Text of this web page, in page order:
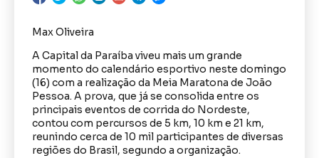
Max Oliveira
A Capital da Paraíba viveu mais um grande
momento do calendário esportivo neste domingo
(16) com a realização da Meia Maratona de João
Pessoa. A prova, que já se consolida entre os
principais eventos de corrida do Nordeste,
contou com percursos de 5 km, 10 km e 21 km,
reunindo cerca de 10 mil participantes de diversas
regiões do Brasil, segundo a organização.